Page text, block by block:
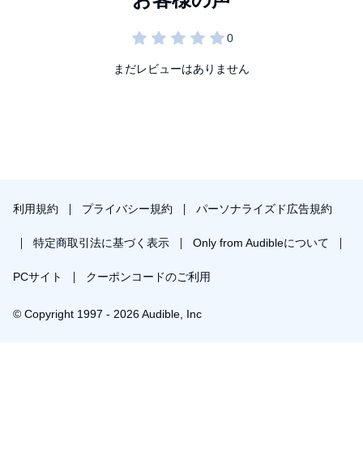
まだレビューはありません
利用規約 プライバシー規約 パーソナライズド広告規約
特定商取引法に基づく表示 Only from Audibleについて
PCサイト クーポンコードのご利用
© Copyright 1997 - 2026 Audible, Inc